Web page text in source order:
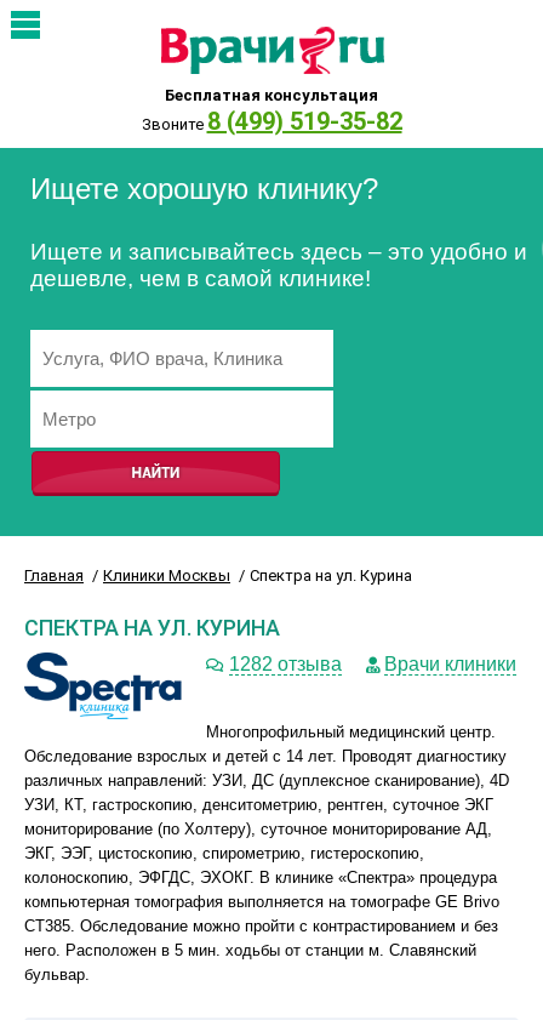
Бесплатная консультация
Звоните 8 (499) 519-35-82
Ищете хорошую клинику?
Ищете и записывайтесь здесь – это удобно и
дешевле, чем в самой клинике!
Главная Клиники Москвы Спектра на ул. Курина
СПЕКТРА НА УЛ. КУРИНА
1282 отзыва Врачи клиники
Многопрофильный медицинский центр.
Обследование взрослых и детей с 14 лет. Проводят диагностику
различных направлений: УЗИ, ДС (дуплексное сканирование), 4D
УЗИ, КТ, гастроскопию, денситометрию, рентген, суточное ЭКГ
мониторирование (по Холтеру), суточное мониторирование АД,
ЭКГ, ЭЭГ, цистоскопию, спирометрию, гистероскопию,
колоноскопию, ЭФГДС, ЭХОКГ. В клинике «Спектра» процедура
компьютерная томография выполняется на томографе GE Brivo
CT385. Обследование можно пройти с контрастированием и без
него. Расположен в 5 мин. ходьбы от станции м. Славянский
бульвар.